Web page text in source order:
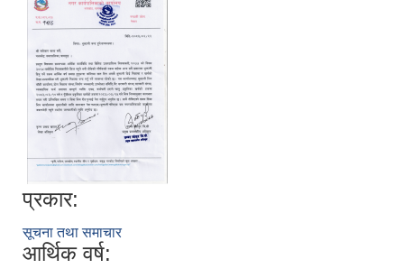
प्रकार:
सूचना तथा समाचार
आर्थिक वर्ष: